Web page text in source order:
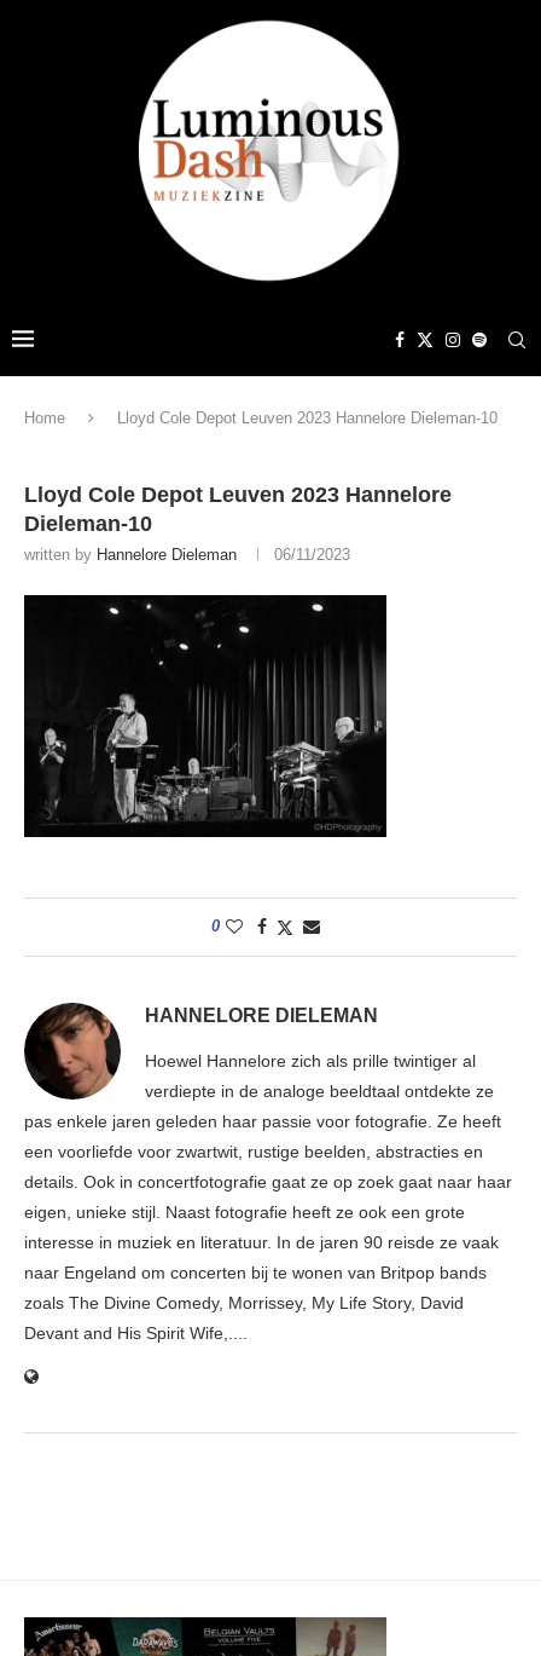
Home Lloyd Cole Depot Leuven 2023 Hannelore Dieleman-10
Lloyd Cole Depot Leuven 2023 Hannelore
Dieleman-10
written by Hannelore Dieleman 06/11/2023
0
HANNELORE DIELEMAN
Hoewel Hannelore zich als prille twintiger al
verdiepte in de analoge beeldtaal ontdekte ze
pas enkele jaren geleden haar passie voor fotografie. Ze heeft
een voorliefde voor zwartwit, rustige beelden, abstracties en
details. Ook in concertfotografie gaat ze op zoek gaat naar haar
eigen, unieke stijl. Naast fotografie heeft ze ook een grote
interesse in muziek en literatuur. In de jaren 90 reisde ze vaak
naar Engeland om concerten bij te wonen van Britpop bands
zoals The Divine Comedy, Morrissey, My Life Story, David
Devant and His Spirit Wife,....